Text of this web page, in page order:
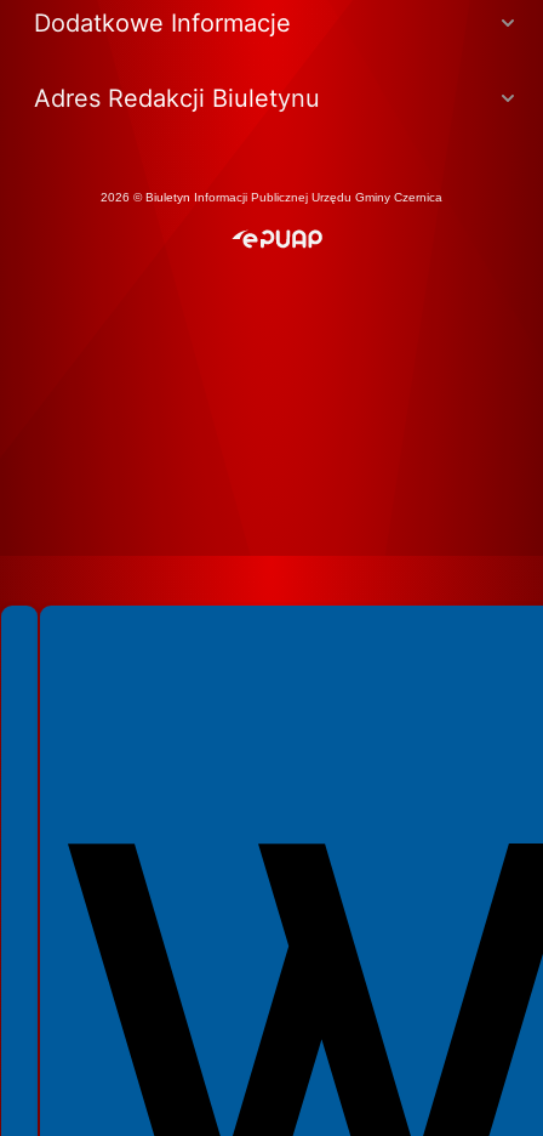
Dodatkowe Informacje
Adres Redakcji Biuletynu
2026 © Biuletyn Informacji Publicznej Urzędu Gminy Czernica
Spełniamy standardy WCAG 2.2
Spełniamy standardy W3C